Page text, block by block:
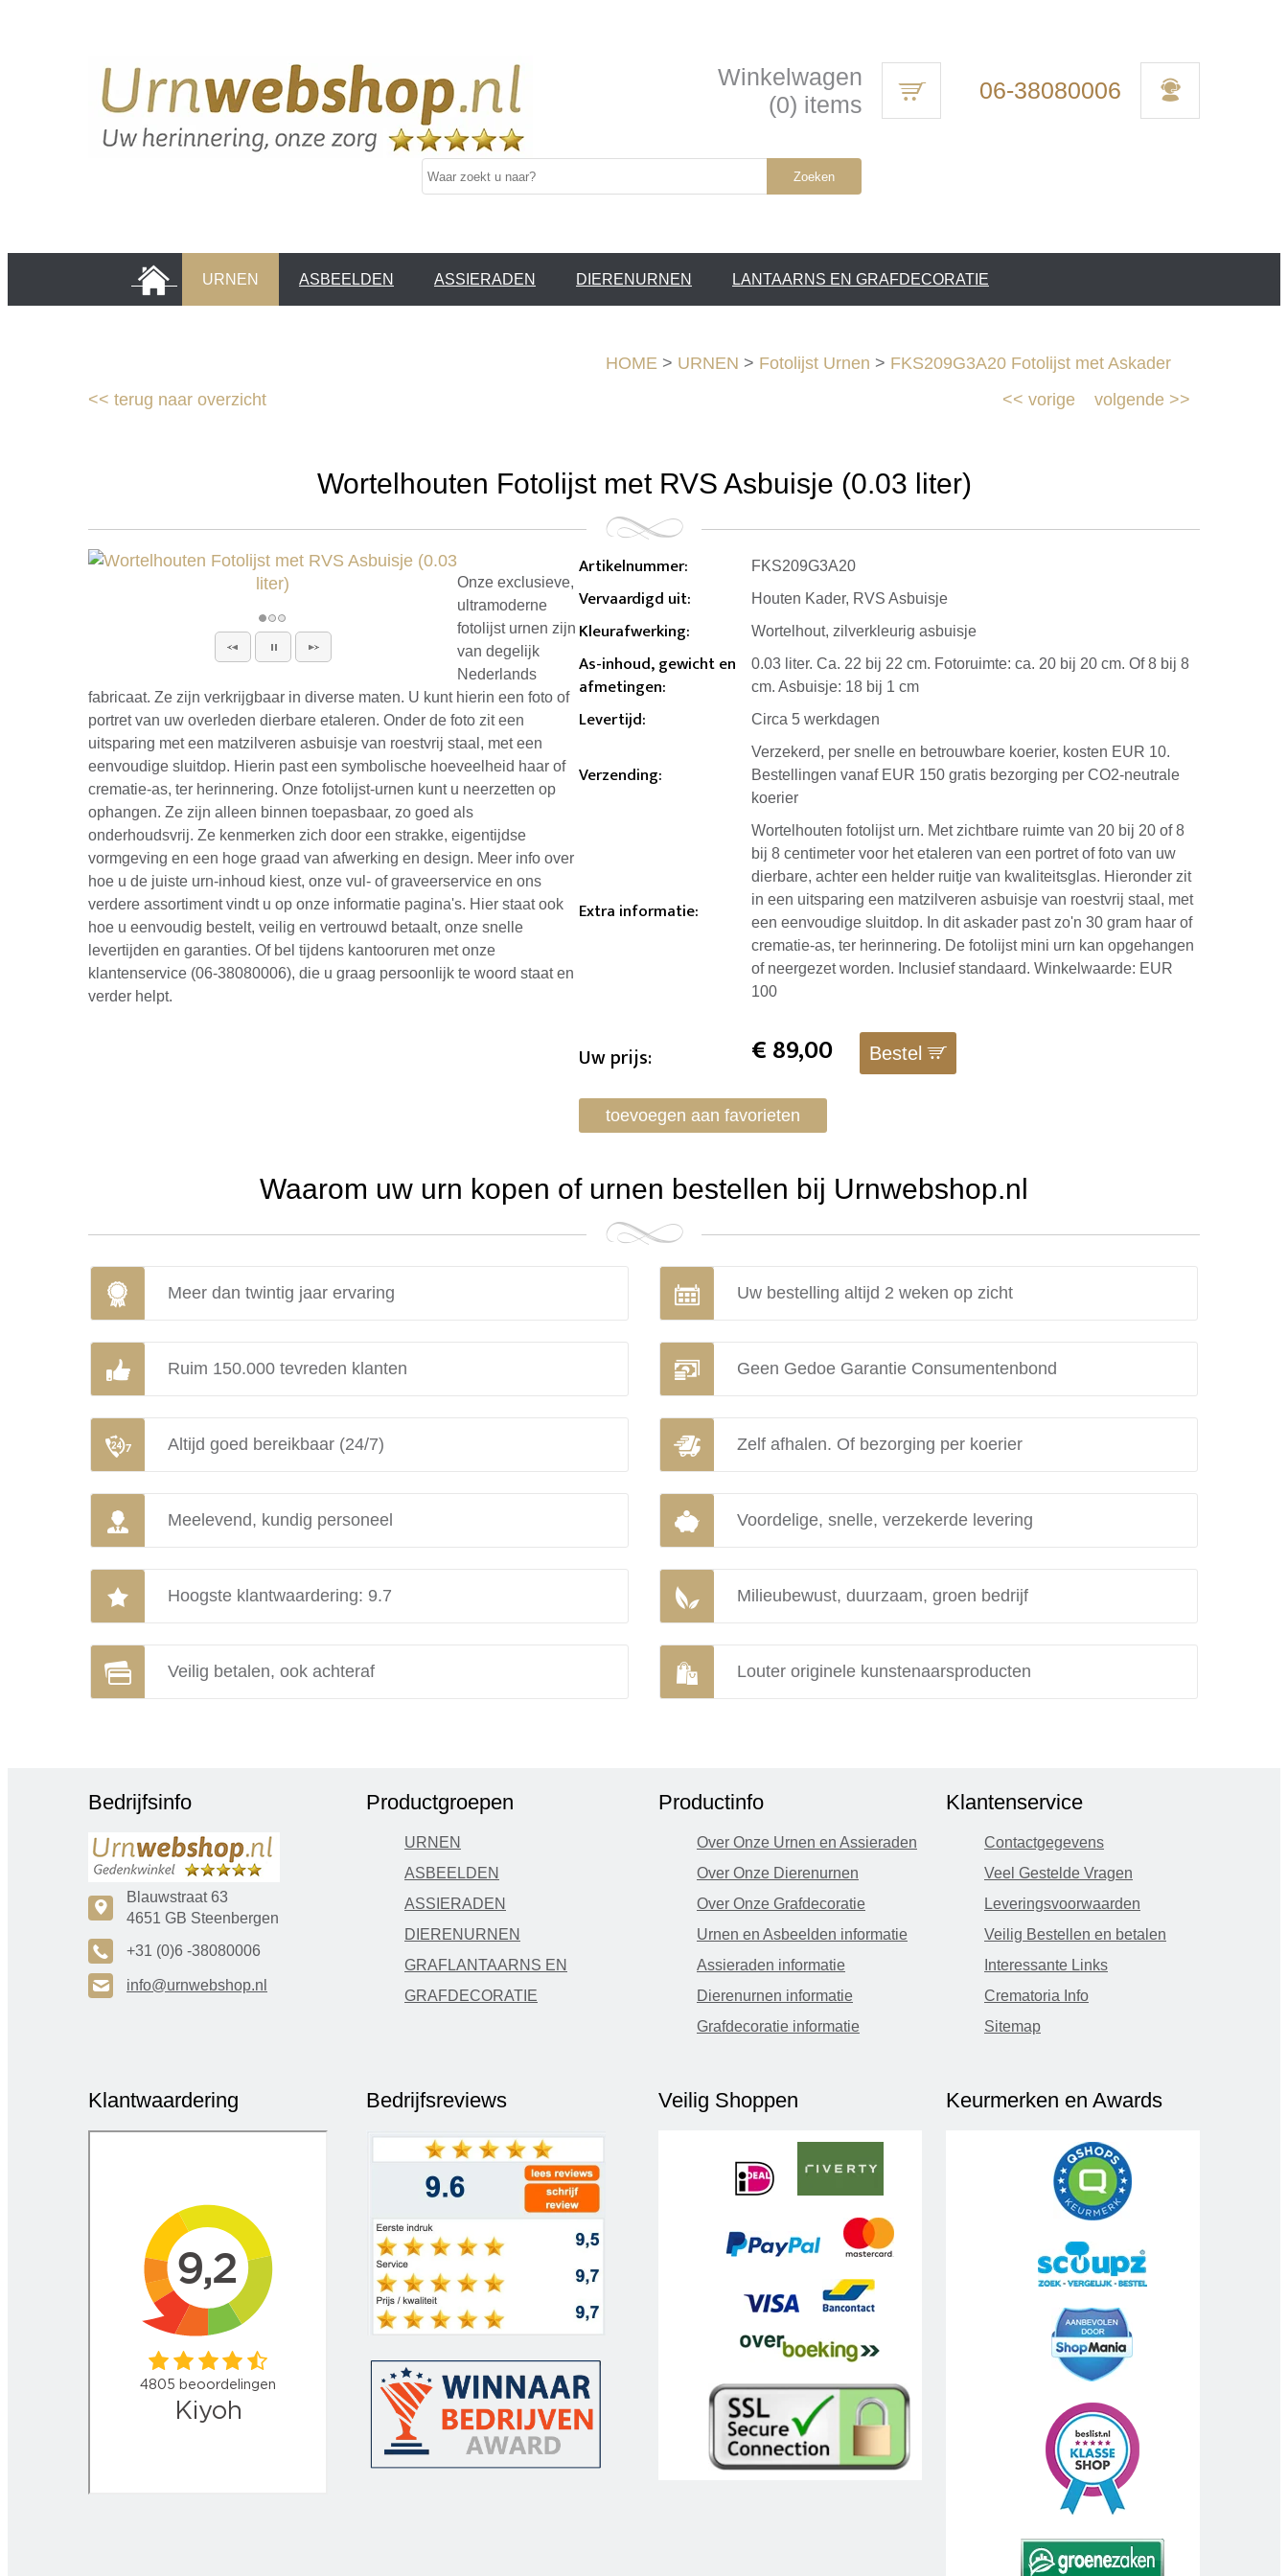
Winkelwagen
(0) items
06-38080006
Zoeken
HOME URNEN ASBEELDEN ASSIERADEN DIERENURNEN LANTAARNS EN GRAFDECORATIE
HOME > URNEN > Fotolijst Urnen > FKS209G3A20 Fotolijst met Askader
<< terug naar overzicht volgende >>
<< vorige
Wortelhouten Fotolijst met RVS Asbuisje (0.03 liter)
Artikelnummer: FKS209G3A20
Vervaardigd uit: Houten Kader, RVS Asbuisje
Kleurafwerking: Wortelhout, zilverkleurig asbuisje
As-inhoud, gewicht en
afmetingen:
0.03 liter. Ca. 22 bij 22 cm. Fotoruimte: ca. 20 bij 20 cm. Of 8 bij 8
cm. Asbuisje: 18 bij 1 cm
Levertijd: Circa 5 werkdagen
Verzending:
Verzekerd, per snelle en betrouwbare koerier, kosten EUR 10.
Bestellingen vanaf EUR 150 gratis bezorging per CO2-neutrale
koerier
Extra informatie:
Wortelhouten fotolijst urn. Met zichtbare ruimte van 20 bij 20 of 8
bij 8 centimeter voor het etaleren van een portret of foto van uw
dierbare, achter een helder ruitje van kwaliteitsglas. Hieronder zit
in een uitsparing een matzilveren asbuisje van roestvrij staal, met
een eenvoudige sluitdop. In dit askader past zo'n 30 gram haar of
crematie-as, ter herinnering. De fotolijst mini urn kan opgehangen
of neergezet worden. Inclusief standaard. Winkelwaarde: EUR
100
Uw prijs: €89,00 Bestel
toevoegen aan favorieten
Onze exclusieve,
ultramoderne
fotolijst urnen zijn
van degelijk
Nederlands
fabricaat. Ze zijn verkrijgbaar in diverse maten. U kunt hierin een foto of
portret van uw overleden dierbare etaleren. Onder de foto zit een
uitsparing met een matzilveren asbuisje van roestvrij staal, met een
eenvoudige sluitdop. Hierin past een symbolische hoeveelheid haar of
crematie-as, ter herinnering. Onze fotolijst-urnen kunt u neerzetten op
ophangen. Ze zijn alleen binnen toepasbaar, zo goed als
onderhoudsvrij. Ze kenmerken zich door een strakke, eigentijdse
vormgeving en een hoge graad van afwerking en design. Meer info over
hoe u de juiste urn-inhoud kiest, onze vul- of graveerservice en ons
verdere assortiment vindt u op onze informatie pagina's. Hier staat ook
hoe u eenvoudig bestelt, veilig en vertrouwd betaalt, onze snelle
levertijden en garanties. Of bel tijdens kantooruren met onze
klantenservice (06-38080006), die u graag persoonlijk te woord staat en
verder helpt.
Waarom uw urn kopen of urnen bestellen bij Urnwebshop.nl
Meer dan twintig jaar ervaring Uw bestelling altijd 2 weken op zicht
Ruim 150.000 tevreden klanten Geen Gedoe Garantie Consumentenbond
Altijd goed bereikbaar (24/7) Zelf afhalen. Of bezorging per koerier
Meelevend, kundig personeel Voordelige, snelle, verzekerde levering
Hoogste klantwaardering: 9.7 Milieubewust, duurzaam, groen bedrijf
Veilig betalen, ook achteraf Louter originele kunstenaarsproducten
Bedrijfsinfo
c
Blauwstraat 63
4651 GB Steenbergen
A +31 (0)6 -38080006
H info@urnwebshop.nl
Productgroepen
URNEN
ASBEELDEN
ASSIERADEN
DIERENURNEN
GRAFLANTAARNS EN
GRAFDECORATIE
Productinfo
Over Onze Urnen en Assieraden
Over Onze Dierenurnen
Over Onze Grafdecoratie
Urnen en Asbeelden informatie
Assieraden informatie
Dierenurnen informatie
Grafdecoratie informatie
Klantenservice
Contactgegevens
Veel Gestelde Vragen
Leveringsvoorwaarden
Veilig Bestellen en betalen
Interessante Links
Crematoria Info
Sitemap
Klantwaardering Bedrijfsreviews Veilig Shoppen Keurmerken en Awards